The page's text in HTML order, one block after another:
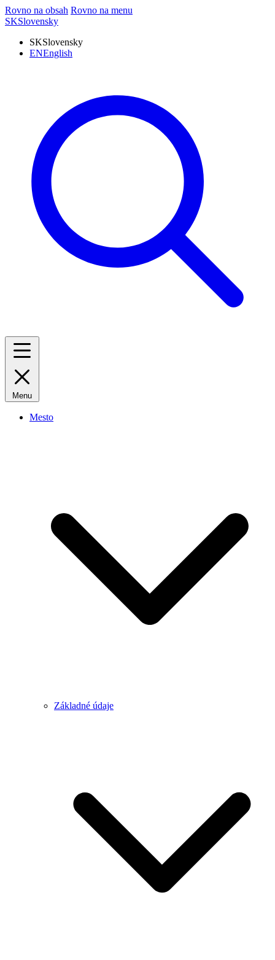
Rovno na obsah Rovno na menu
SKSlovensky
SKSlovensky
ENEnglish
Menu
Mesto
Základné údaje